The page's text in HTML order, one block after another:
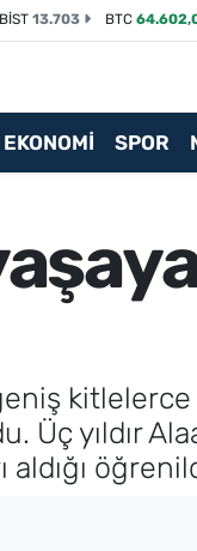
BİST13.703 BTC
EKONOMİ SPOR
geniş
yıldır
aldığı